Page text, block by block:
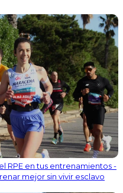
RPE en tus entrenamientos -
mejor sin vivir esclavo